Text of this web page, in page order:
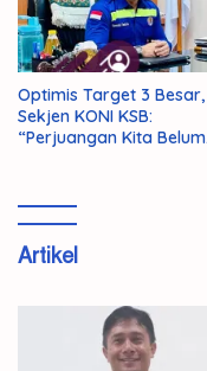
Optimis Target 3 Besar,
Sekjen KONI KSB:
“Perjuangan Kita Belum
Artikel